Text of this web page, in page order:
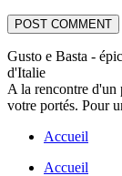
Gusto e Basta -
d'Italie
A la rencontre d'un
votre portés. Pour
Accueil
Accueil